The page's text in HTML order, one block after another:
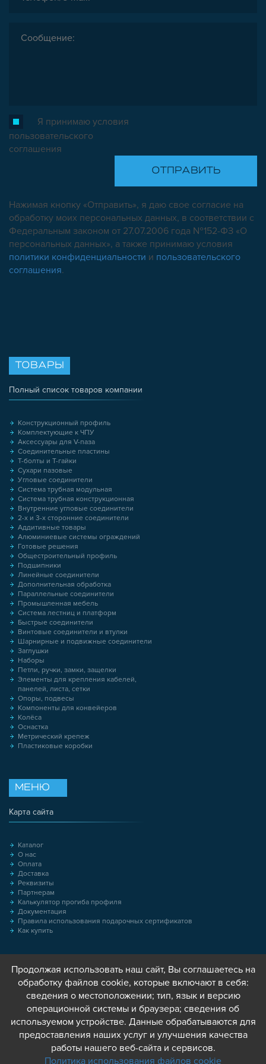
Я принимаю условия
пользовательского
соглашения
Нажимая кнопку «Отправить», я даю свое согласие на
обработку моих персональных данных, в соответствии с
Федеральным законом от 27.07.2006 года №152-ФЗ «О
персональных данных», а также принимаю условия
политики конфиденциальности и пользовательского
соглашения.
ТОВАРЫ
Полный список товаров компании
Конструкционный профиль
Комплектующие к ЧПУ
Аксессуары для V-паза
Соединительные пластины
Т-болты и Т-гайки
Сухари пазовые
Угловые соединители
Система трубная модульная
Система трубная конструкционная
Внутренние угловые соединители
2-х и 3-х сторонние соединители
Аддитивные товары
Алюминиевые системы ограждений
Готовые решения
Общестроительный профиль
Подшипники
Линейные соединители
Дополнительная обработка
Параллельные соединители
Промышленная мебель
Система лестниц и платформ
Быстрые соединители
Винтовые соединители и втулки
Шарнирные и подвижные соединители
Заглушки
Наборы
Петли, ручки, замки, защелки
Элементы для крепления кабелей,
панелей, листа, сетки
Опоры, подвесы
Компоненты для конвейеров
Колёса
Оснастка
Метрический крепеж
Пластиковые коробки
МЕНЮ
Карта сайта
Каталог
О нас
Оплата
Доставка
Реквизиты
Партнерам
Калькулятор прогиба профиля
Документация
Правила использования подарочных сертификатов
Как купить
Продолжая использовать наш сайт, Вы соглашаетесь на
обработку файлов cookie, которые включают в себя:
сведения о местоположении; тип, язык и версию
операционной системы и браузера; сведения об
используемом устройстве. Данные обрабатываются для
предоставления наших услуг и улучшения качества
работы нашего веб-сайта и сервисов.
Политика использования файлов cookie